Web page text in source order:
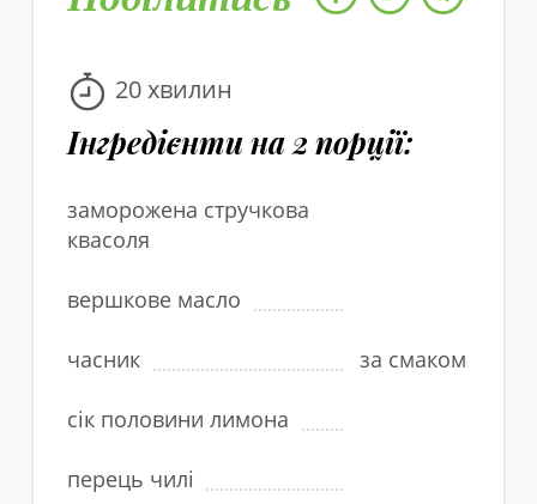
Інгредієнти на 2 порцiї:
20 хвилин
заморожена стручкова
квасоля
вершкове масло
часник за смаком
сік половини лимона
перець чилі